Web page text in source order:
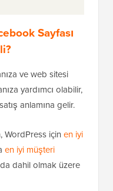
Sayfası
ve web sitesi
yardımcı olabilir,
anlamına gelir.
WordPress için en iyi
en iyi müşteri
dahil olmak üzere